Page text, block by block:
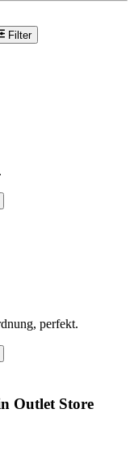
Filter
perfekt.
Outlet Store